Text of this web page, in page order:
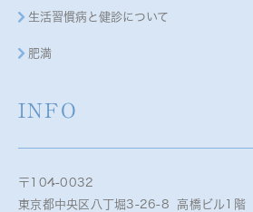
生活習慣病と健診について
肥満
INFO
〒104-0032
東京都中央区八丁堀3-26-8 高橋ビル1階